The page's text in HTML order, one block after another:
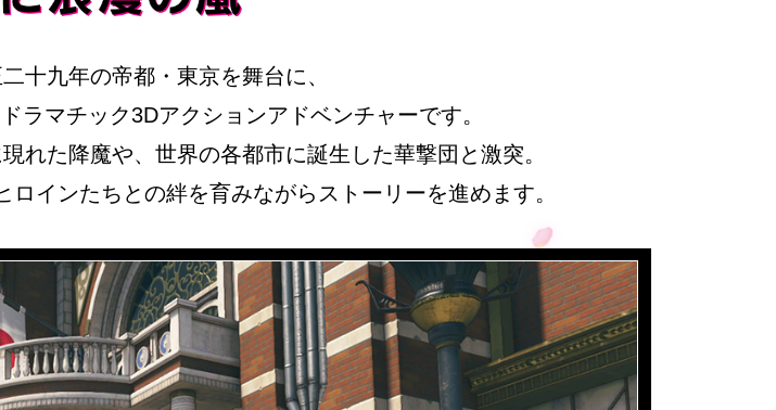
十九年の帝都・東京を舞台に、
ドラマチック3Dアクションアドベンチャーです。
れた降魔や、世界の各都市に誕生した華撃団と激突。
ロインたちとの絆を育みながらストーリーを進めます。